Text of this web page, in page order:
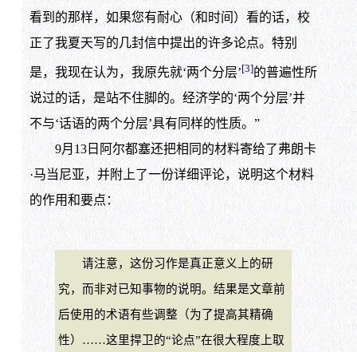
看到的那样，如果您有耐心（和时间）看的话，校
正了我夏天写的几封信中提出的许多论点。特别
是，我现在认为，我原先就‘两个分层’[3]的普遍性所
说过的话，是站不住脚的。经济学的‘两个分层’并
不与‘话语的两个分层’具有同样的性质。”
9月13日阿尔都塞还把相同的材料寄给了弗朗卡
·马当尼亚，并附上了一份详细评论，说明这个材料
的作用和要点：
请注意，这份习作是真正意义上的研
究，而非对已知事物的说明。结果是文章前
后使用的术语有些调整（为了提高其精确
性）……这里捍卫的“论点”在很大程度上取